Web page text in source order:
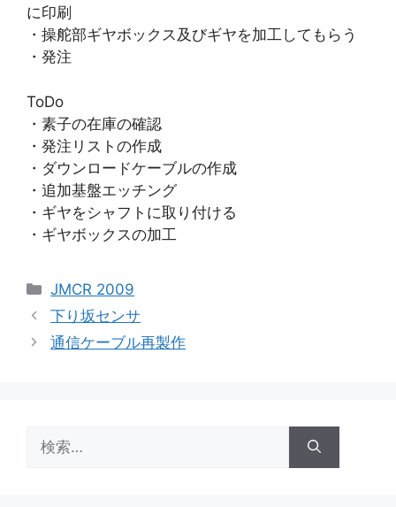
に印刷
・操舵部ギヤボックス及びギヤを加工してもらう
・発注
ToDo
・素子の在庫の確認
・発注リストの作成
・ダウンロードケーブルの作成
・追加基盤エッチング
・ギヤをシャフトに取り付ける
・ギヤボックスの加工
カ
テ
リ
JMCR 2009
下り坂センサ
通信ケーブル再製作
索: